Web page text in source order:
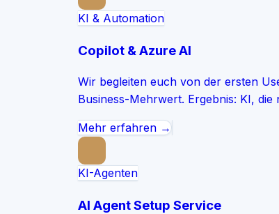
KI & Automation
Copilot & Azure AI
Wir begleiten euch von der ersten
Business-Mehrwert. Ergebnis: KI,
Mehr erfahren →
KI-Agenten
AI Agent Setup Service